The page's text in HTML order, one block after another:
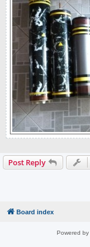
Post Reply
Board index
Powered by